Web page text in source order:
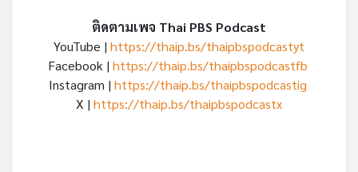
ติดตามเพจ Thai PBS Podcast
YouTube | https://thaip.bs/thaipbspodcastyt
Facebook | https://thaip.bs/thaipbspodcastfb
Instagram | https://thaip.bs/thaipbspodcastig
X | https://thaip.bs/thaipbspodcastx